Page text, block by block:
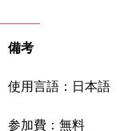
備考
使用言語：日本語
参加費：無料